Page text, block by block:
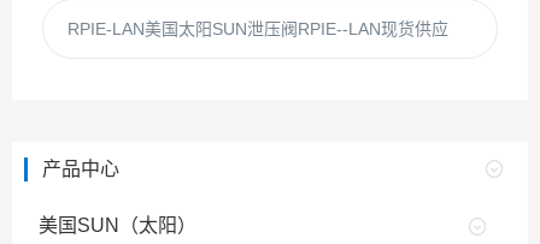
RPIE-LAN美国太阳SUN泄压阀RPIE--LAN现货供应
产品中心
美国SUN（太阳）